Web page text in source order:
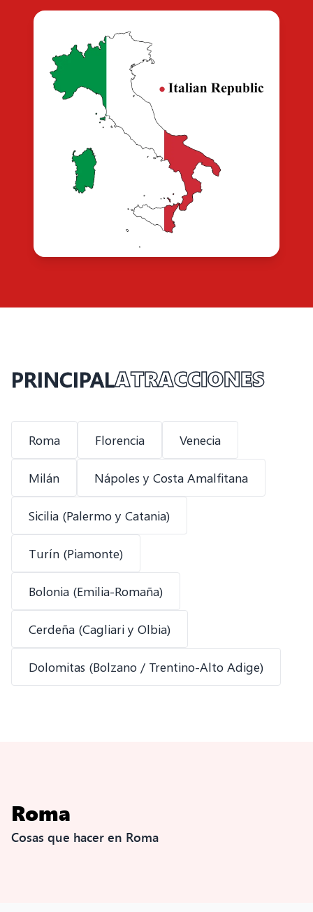
PRINCIPALATRACCIONES
Roma Florencia Venecia
Milán Nápoles y Costa Amalfitana
Sicilia (Palermo y Catania)
Turín (Piamonte)
Bolonia (Emilia-Romaña)
Cerdeña (Cagliari y Olbia)
Dolomitas (Bolzano / Trentino-Alto Adige)
Roma
Cosas que hacer en Roma